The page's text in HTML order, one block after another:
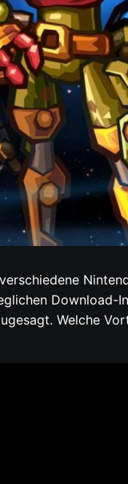
Download-
Welche